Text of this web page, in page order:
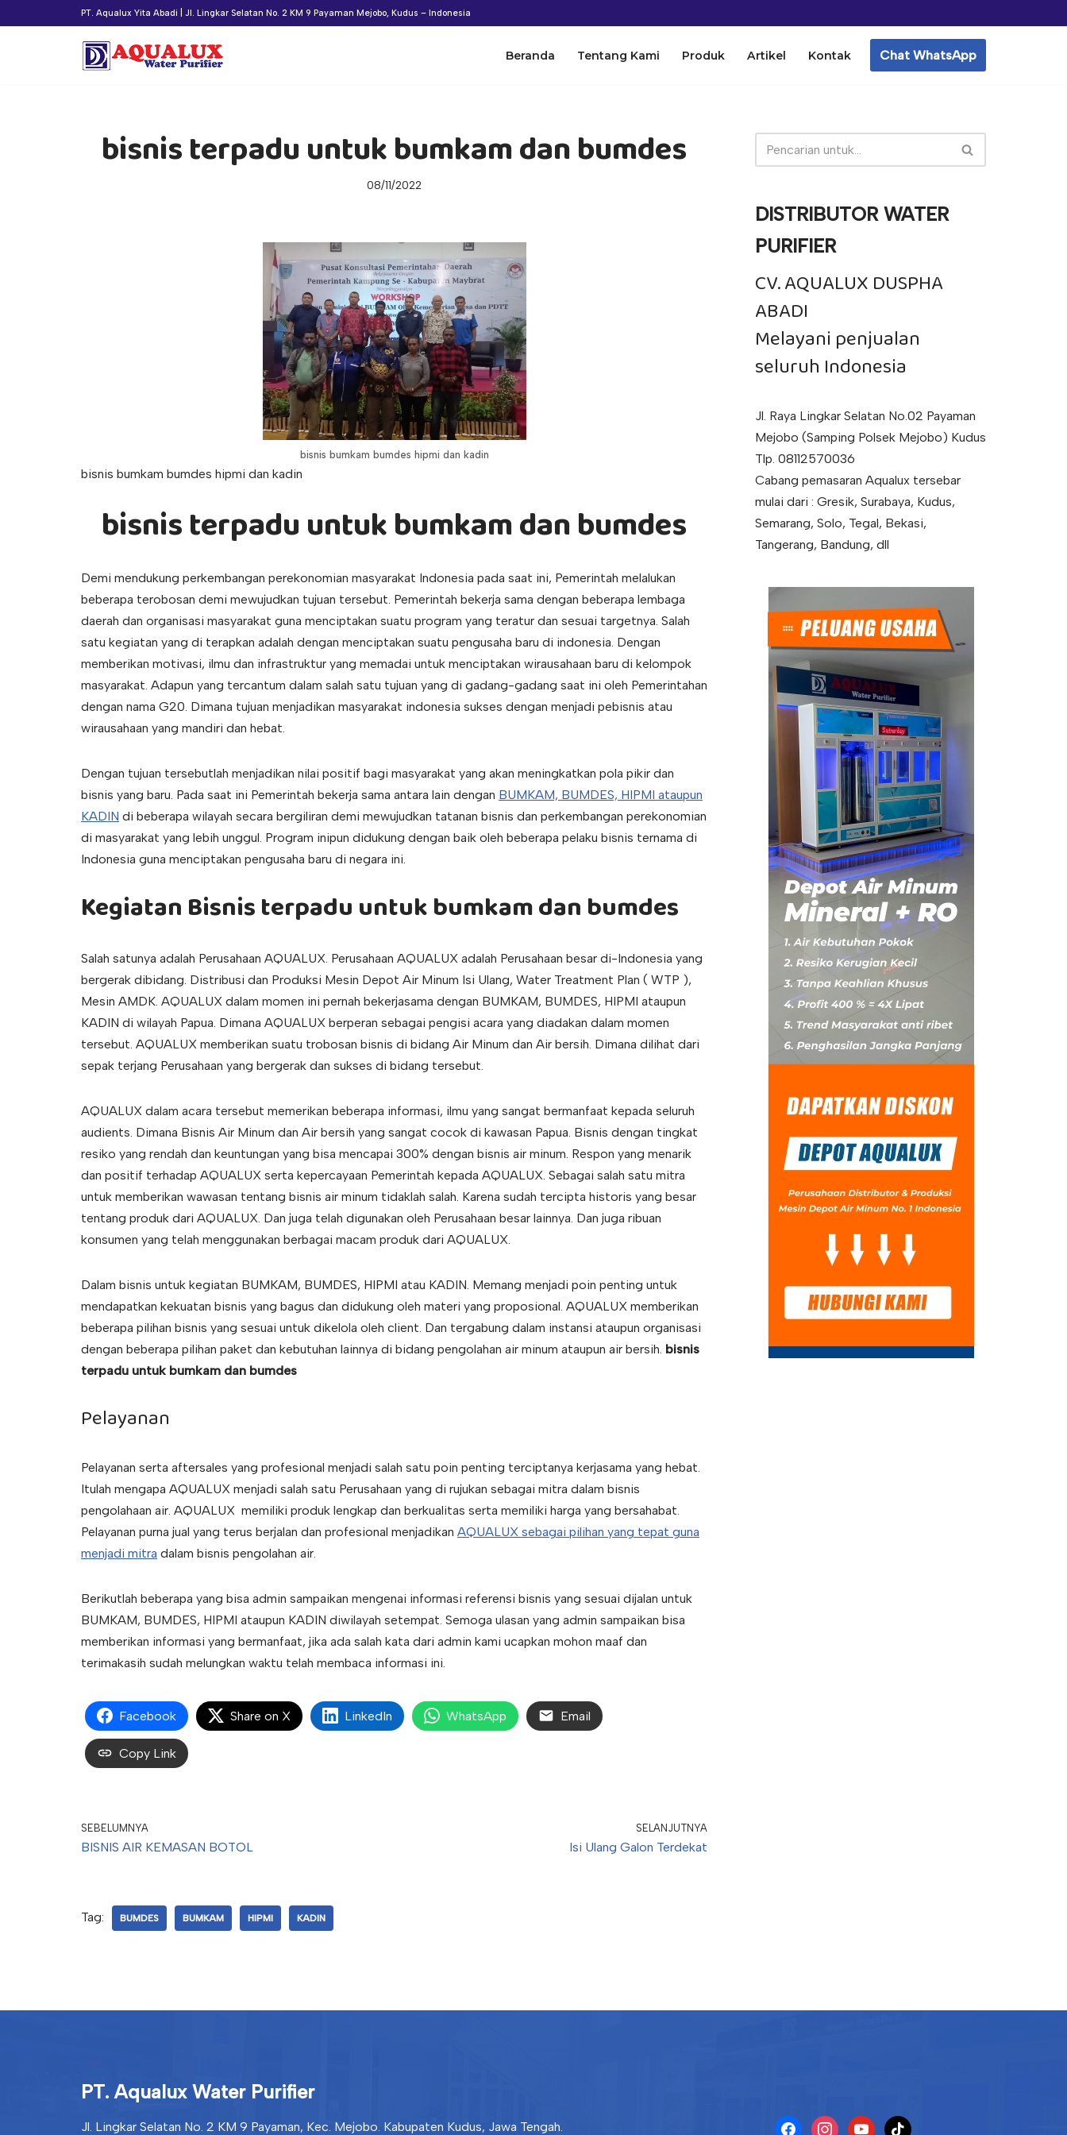
PT. Aqualux Yita Abadi | Jl. Lingkar Selatan No. 2 KM 9 Payaman Mejobo, Kudus – Indonesia
Beranda Tentang Kami Produk Artikel Kontak Chat WhatsApp
bisnis terpadu untuk bumkam dan bumdes
08/11/2022
bisnis bumkam bumdes hipmi dan kadin
bisnis bumkam bumdes hipmi dan kadin
bisnis terpadu untuk bumkam dan bumdes
Demi mendukung perkembangan perekonomian masyarakat Indonesia pada saat ini, Pemerintah melalukan
beberapa terobosan demi mewujudkan tujuan tersebut. Pemerintah bekerja sama dengan beberapa lembaga
daerah dan organisasi masyarakat guna menciptakan suatu program yang teratur dan sesuai targetnya. Salah
satu kegiatan yang di terapkan adalah dengan menciptakan suatu pengusaha baru di indonesia. Dengan
memberikan motivasi, ilmu dan infrastruktur yang memadai untuk menciptakan wirausahaan baru di kelompok
masyarakat. Adapun yang tercantum dalam salah satu tujuan yang di gadang-gadang saat ini oleh Pemerintahan
dengan nama G20. Dimana tujuan menjadikan masyarakat indonesia sukses dengan menjadi pebisnis atau
wirausahaan yang mandiri dan hebat.
Dengan tujuan tersebutlah menjadikan nilai positif bagi masyarakat yang akan meningkatkan pola pikir dan
bisnis yang baru. Pada saat ini Pemerintah bekerja sama antara lain dengan BUMKAM, BUMDES, HIPMI ataupun
KADIN di beberapa wilayah secara bergiliran demi mewujudkan tatanan bisnis dan perkembangan perekonomian
di masyarakat yang lebih unggul. Program inipun didukung dengan baik oleh beberapa pelaku bisnis ternama di
Indonesia guna menciptakan pengusaha baru di negara ini.
Kegiatan Bisnis terpadu untuk bumkam dan bumdes
Salah satunya adalah Perusahaan AQUALUX. Perusahaan AQUALUX adalah Perusahaan besar di-Indonesia yang
bergerak dibidang. Distribusi dan Produksi Mesin Depot Air Minum Isi Ulang, Water Treatment Plan ( WTP ),
Mesin AMDK. AQUALUX dalam momen ini pernah bekerjasama dengan BUMKAM, BUMDES, HIPMI ataupun
KADIN di wilayah Papua. Dimana AQUALUX berperan sebagai pengisi acara yang diadakan dalam momen
tersebut. AQUALUX memberikan suatu trobosan bisnis di bidang Air Minum dan Air bersih. Dimana dilihat dari
sepak terjang Perusahaan yang bergerak dan sukses di bidang tersebut.
AQUALUX dalam acara tersebut memerikan beberapa informasi, ilmu yang sangat bermanfaat kepada seluruh
audients. Dimana Bisnis Air Minum dan Air bersih yang sangat cocok di kawasan Papua. Bisnis dengan tingkat
resiko yang rendah dan keuntungan yang bisa mencapai 300% dengan bisnis air minum. Respon yang menarik
dan positif terhadap AQUALUX serta kepercayaan Pemerintah kepada AQUALUX. Sebagai salah satu mitra
untuk memberikan wawasan tentang bisnis air minum tidaklah salah. Karena sudah tercipta historis yang besar
tentang produk dari AQUALUX. Dan juga telah digunakan oleh Perusahaan besar lainnya. Dan juga ribuan
konsumen yang telah menggunakan berbagai macam produk dari AQUALUX.
Dalam bisnis untuk kegiatan BUMKAM, BUMDES, HIPMI atau KADIN. Memang menjadi poin penting untuk
mendapatkan kekuatan bisnis yang bagus dan didukung oleh materi yang proposional. AQUALUX memberikan
beberapa pilihan bisnis yang sesuai untuk dikelola oleh client. Dan tergabung dalam instansi ataupun organisasi
dengan beberapa pilihan paket dan kebutuhan lainnya di bidang pengolahan air minum ataupun air bersih. bisnis
terpadu untuk bumkam dan bumdes
Pelayanan
Pelayanan serta aftersales yang profesional menjadi salah satu poin penting terciptanya kerjasama yang hebat.
Itulah mengapa AQUALUX menjadi salah satu Perusahaan yang di rujukan sebagai mitra dalam bisnis
pengolahaan air. AQUALUX memiliki produk lengkap dan berkualitas serta memiliki harga yang bersahabat.
Pelayanan purna jual yang terus berjalan dan profesional menjadikan AQUALUX sebagai pilihan yang tepat guna
menjadi mitra dalam bisnis pengolahan air.
Berikutlah beberapa yang bisa admin sampaikan mengenai informasi referensi bisnis yang sesuai dijalan untuk
BUMKAM, BUMDES, HIPMI ataupun KADIN diwilayah setempat. Semoga ulasan yang admin sampaikan bisa
memberikan informasi yang bermanfaat, jika ada salah kata dari admin kami ucapkan mohon maaf dan
terimakasih sudah melungkan waktu telah membaca informasi ini.
Facebook Share on X LinkedIn WhatsApp Email
Copy Link
SEBELUMNYA
BISNIS AIR KEMASAN BOTOL
SELANJUTNYA
Isi Ulang Galon Terdekat
Tag: BUMDES BUMKAM HIPMI KADIN
DISTRIBUTOR WATER
PURIFIER
CV. AQUALUX DUSPHA
ABADI
Melayani penjualan
seluruh Indonesia
Jl. Raya Lingkar Selatan No.02 Payaman
Mejobo (Samping Polsek Mejobo) Kudus
Tlp. 08112570036
Cabang pemasaran Aqualux tersebar
mulai dari : Gresik, Surabaya, Kudus,
Semarang, Solo, Tegal, Bekasi,
Tangerang, Bandung, dll
PT. Aqualux Water Purifier
Jl. Lingkar Selatan No. 2 KM 9 Payaman, Kec. Mejobo. Kabupaten Kudus, Jawa Tengah.